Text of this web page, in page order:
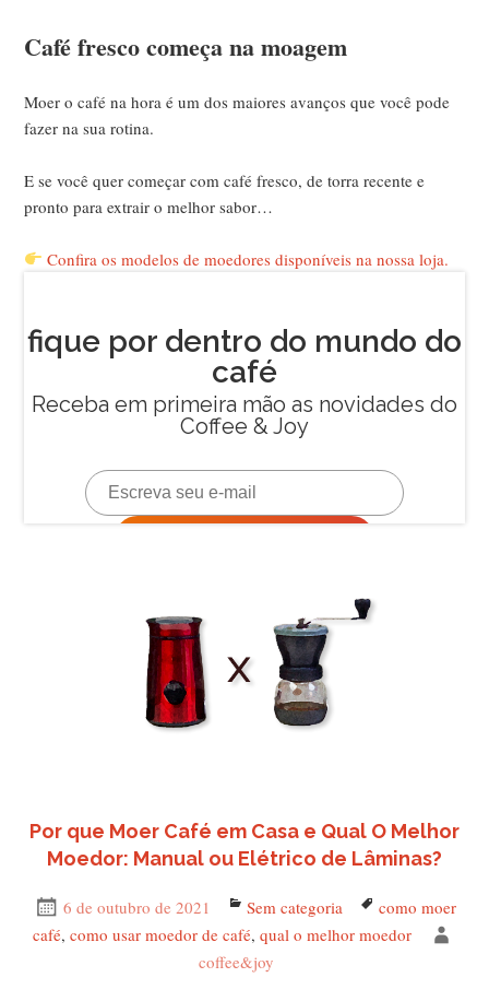
Café fresco começa na moagem
Moer o café na hora é um dos maiores avanços que você pode
fazer na sua rotina.
E se você quer começar com café fresco, de torra recente e
pronto para extrair o melhor sabor…
Confira os modelos de moedores disponíveis na nossa loja.
Por que Moer Café em Casa e Qual O Melhor
Moedor: Manual ou Elétrico de Lâminas?
Publicado
em
6 de outubro de 2021 Categorias
Sem categoria Tags
como moer
café, como usar moedor de café, qual o melhor moedor
coffee&joy